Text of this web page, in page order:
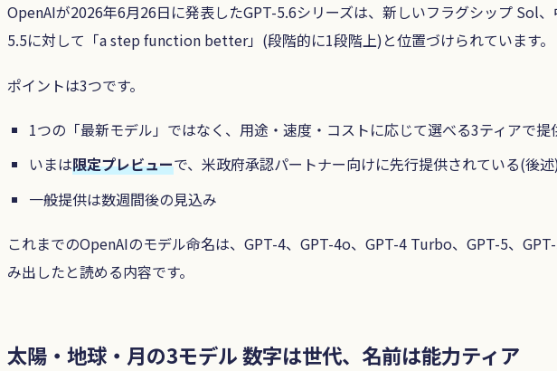
OpenAIが2026年6月26日に発表したGPT-5.6シリーズは、新しいフラグシップ Sol
5.5に対して「a step function better」(段階的に1段階上)と位置づけられています。
ポイントは3つです。
1つの「最新モデル」ではなく、用途・速度・コストに応じて選べる3ティアで提
いまは限定プレビューで、米政府承認パートナー向けに先行提供されている(後
一般提供は数週間後の見込み
これまでのOpenAIのモデル命名は、GPT-4、GPT-4o、GPT-4 Turbo、GPT-5、
み出したと読める内容です。
太陽・地球・月の3モデル 数字は世代、名前は能力ティア